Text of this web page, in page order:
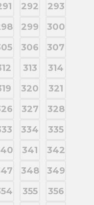
292
293
299
300
306
307
313
314
320
321
327
328
334
335
341
342
348
349
355
356